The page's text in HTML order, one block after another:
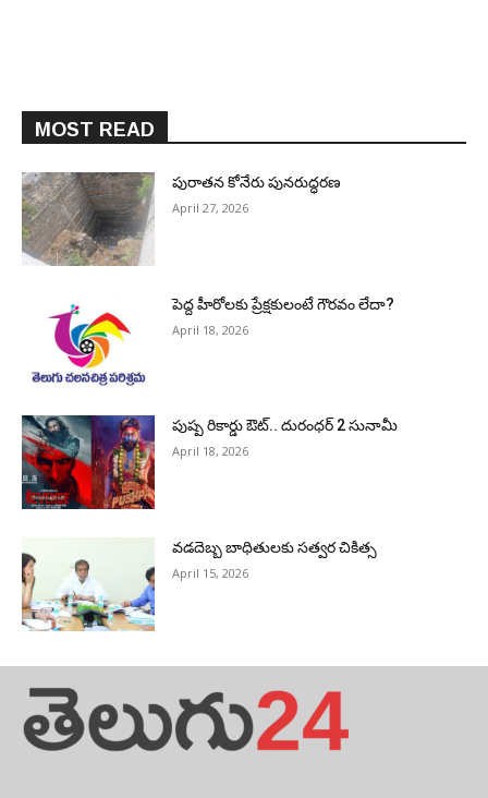
MOST READ
పురాత‌న కోనేరు పున‌రుద్ధ‌ర‌ణ
April 27, 2026
పెద్ద హీరోల‌కు ప్రేక్ష‌కులంటే గౌర‌వం లేదా?
April 18, 2026
పుష్ప రికార్డు ఔట్‌.. దురంధ‌ర్ 2 సునామీ
April 18, 2026
వడదెబ్బ బాధితులకు సత్వర చికిత్స
April 15, 2026